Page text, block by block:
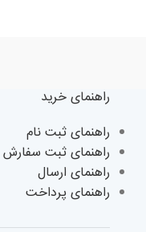
راهنمای خرید
راهنمای ثبت نام
راهنمای ثبت سفارش
راهنمای ارسال
راهنمای پرداخت